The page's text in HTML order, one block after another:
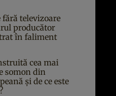
televizoare
producător
în faliment
cea mai
somon din
și de ce este